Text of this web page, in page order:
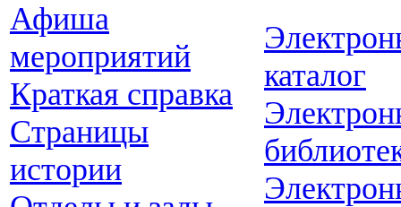
Афиша
мероприятий
Краткая справка
Страницы
истории
каталог